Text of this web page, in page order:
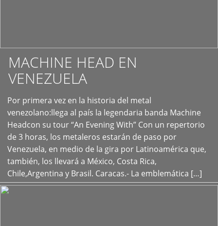
MACHINE HEAD EN
VENEZUELA
Por primera vez en la historia del metal
venezolano:llega al país la legendaria banda Machine
Headcon su tour “An Evening With” Con un repertorio
de 3 horas, los metaleros estarán de paso por
Venezuela, en medio de la gira por Latinoamérica que,
también, los llevará a México, Costa Rica,
Chile,Argentina y Brasil. Caracas.- La emblemática […]
+